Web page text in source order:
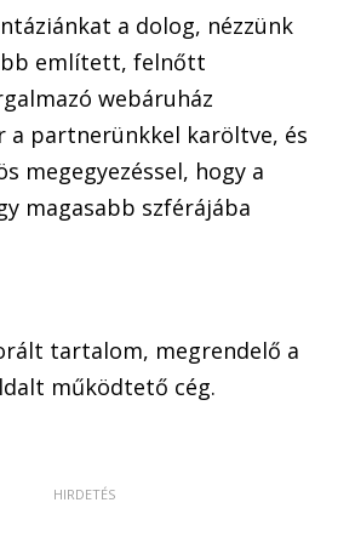
a dolog, nézzünk
említett, felnőtt
webáruház
a partnerünkkel karöltve, és
megegyezéssel, hogy a
magasabb szférájába
tartalom, megrendelő a
működtető cég.